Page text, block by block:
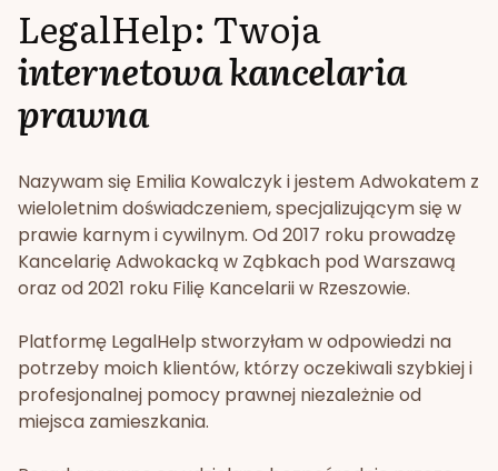
LegalHelp: Twoja
internetowa kancelaria
prawna
Nazywam się Emilia Kowalczyk i jestem Adwokatem z
wieloletnim doświadczeniem, specjalizującym się w
prawie karnym i cywilnym. Od 2017 roku prowadzę
Kancelarię Adwokacką w Ząbkach pod Warszawą
oraz od 2021 roku Filię Kancelarii w Rzeszowie.
Platformę LegalHelp stworzyłam w odpowiedzi na
potrzeby moich klientów, którzy oczekiwali szybkiej i
profesjonalnej pomocy prawnej niezależnie od
miejsca zamieszkania.